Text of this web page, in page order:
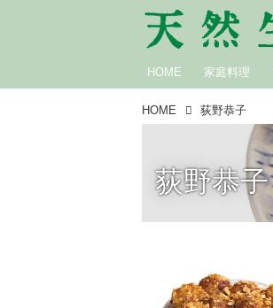
HOME 家庭料理
HOME 荻野恭子
荻野恭子